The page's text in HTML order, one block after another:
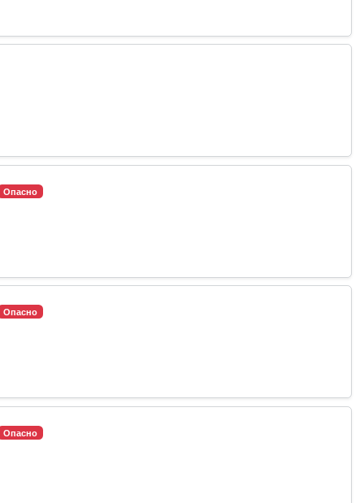
Опасно
Опасно
Опасно